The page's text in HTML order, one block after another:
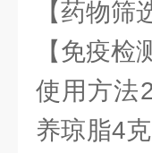
【药物
【免疫
使用方法
养琼脂4